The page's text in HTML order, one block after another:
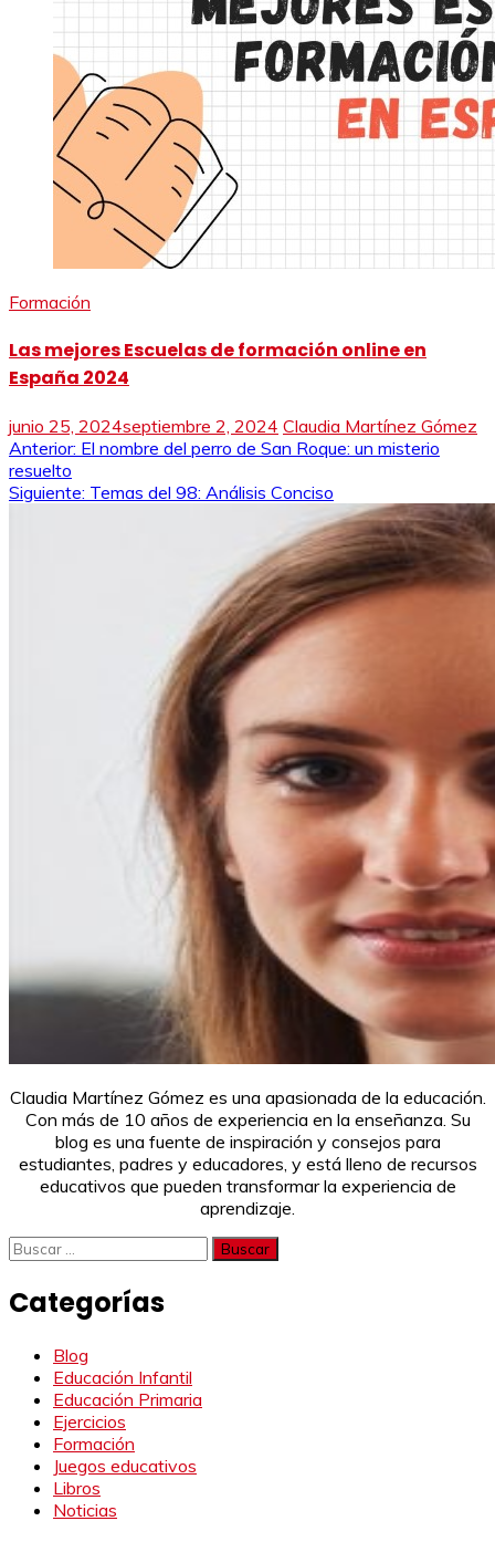
Formación
Las mejores Escuelas de formación online en
España 2024
junio 25, 2024septiembre 2, 2024 Claudia Martínez Gómez
Navegación
de
Anterior: El nombre del perro de San Roque: un misterio
resuelto
Siguiente: Temas del 98: Análisis Conciso
Claudia Martínez Gómez es una apasionada de la educación.
Con más de 10 años de experiencia en la enseñanza. Su
blog es una fuente de inspiración y consejos para
estudiantes, padres y educadores, y está lleno de recursos
educativos que pueden transformar la experiencia de
aprendizaje.
Buscar:
Categorías
Blog
Educación Infantil
Educación Primaria
Ejercicios
Formación
Juegos educativos
Libros
Noticias